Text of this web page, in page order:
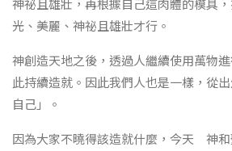
神祕且雄壯，再根據自己這肉體的模具
光、美麗、神祕且雄壯才行。
神創造天地之後，透過人繼續使用萬物
此持續造就。因此我們人也是一樣，從
自己」。
因為大家不曉得該造就什麼，今天 神